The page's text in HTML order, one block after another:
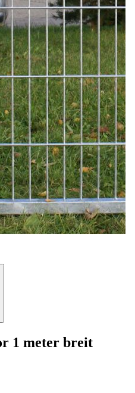
1 meter breit